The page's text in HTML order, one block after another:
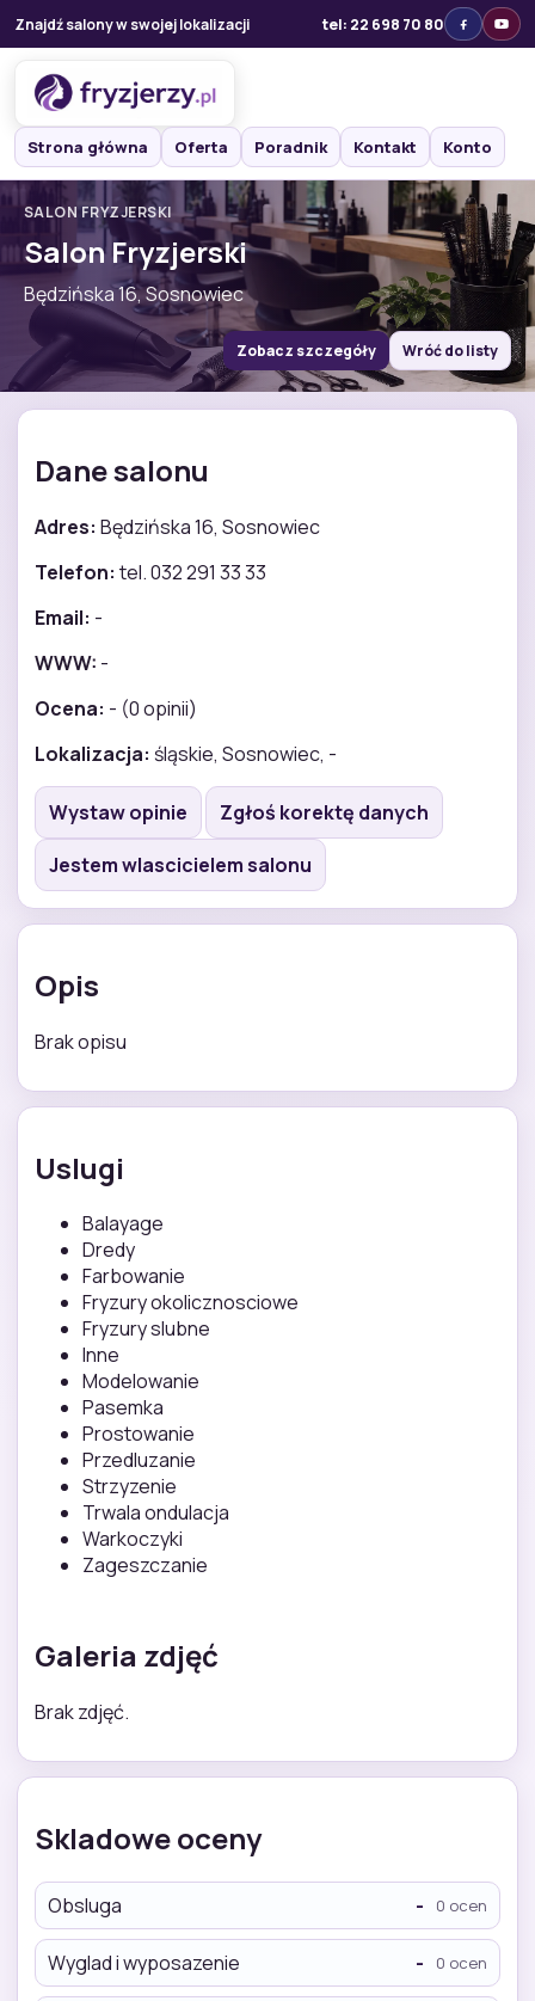
Znajdź salony w swojej lokalizacji tel: 22 698 70 80
Strona główna Oferta Poradnik Kontakt Konto
SALON FRYZJERSKI
Salon Fryzjerski
Będzińska 16, Sosnowiec
Zobacz szczegóły Wróć do listy
Dane salonu
Adres: Będzińska 16, Sosnowiec
Telefon: tel. 032 291 33 33
Email: -
WWW: -
Ocena: - (0 opinii)
Lokalizacja: śląskie, Sosnowiec, -
Wystaw opinie
Zgłoś korektę danych
Jestem wlascicielem salonu
Opis
Brak opisu
Uslugi
Balayage
Dredy
Farbowanie
Fryzury okolicznosciowe
Fryzury slubne
Inne
Modelowanie
Pasemka
Prostowanie
Przedluzanie
Strzyzenie
Trwala ondulacja
Warkoczyki
Zageszczanie
Galeria zdjęć
Brak zdjęć.
Skladowe oceny
Obsluga - 0 ocen
Wyglad i wyposazenie - 0 ocen